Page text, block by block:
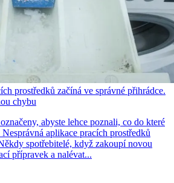
prostředků začíná ve správné přihrádce.
chybu
abyste lehce poznali, co do které
aplikace pracích prostředků
spotřebitelé, když zakoupí novou
přípravek a nalévat...